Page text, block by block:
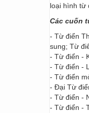
loại hình từ
Các cuốn
- Từ điển
sung; Từ
- Từ điển -
- Từ điển -
- Từ điển
- Đại Từ
- Từ điển -
- Từ điển -